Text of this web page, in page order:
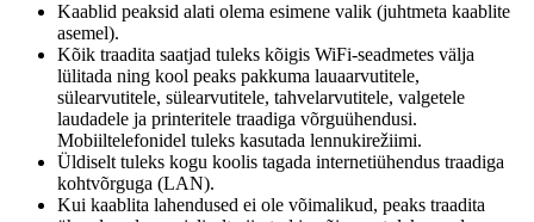
Kaablid peaksid alati olema esimene valik (juhtmeta kaablite
asemel).
Kõik traadita saatjad tuleks kõigis WiFi-seadmetes välja
lülitada ning kool peaks pakkuma lauaarvutitele,
sülearvutitele, sülearvutitele, tahvelarvutitele, valgetele
laudadele ja printeritele traadiga võrguühendusi.
Mobiiltelefonidel tuleks kasutada lennukirežiimi.
Üldiselt tuleks kogu koolis tagada internetiühendus traadiga
kohtvõrguga (LAN).
Kui kaablita lahendused ei ole võimalikud, peaks traadita